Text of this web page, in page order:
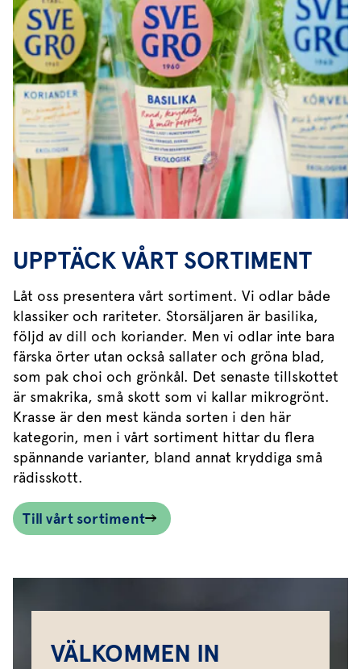
UPPTÄCK VÅRT SORTIMENT
Låt oss presentera vårt sortiment. Vi odlar både
klassiker och rariteter. Storsäljaren är basilika,
följd av dill och koriander. Men vi odlar inte bara
färska örter utan också sallater och gröna blad,
som pak choi och grönkål. Det senaste tillskottet
är smakrika, små skott som vi kallar mikrogrönt.
Krasse är den mest kända sorten i den här
kategorin, men i vårt sortiment hittar du flera
spännande varianter, bland annat kryddiga små
rädisskott.
Till vårt sortiment
VÄLKOMMEN IN